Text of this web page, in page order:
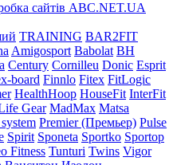
сайтів ABC.NET.UA
TRAINING BAR2FIT
Amigosport Babolat BH
Century Cornilleu Donic Esprit
board Finnlo Fitex FitLogic
HealthHoop HouseFit InterFit
Gear MadMax Matsa
Premier (Премьер) Pulse
Spirit Sponeta Sportko Sportop
Fitness Tunturi Twins Vigor